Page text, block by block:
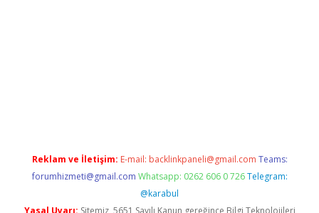
Reklam ve İletişim: E-mail: backlinkpaneli@gmail.com Teams:
forumhizmeti@gmail.com Whatsapp: 0262 606 0 726 Telegram:
@karabul
Yasal Uyarı: Sitemiz, 5651 Sayılı Kanun gereğince Bilgi Teknolojileri